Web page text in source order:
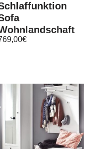
Couch
€